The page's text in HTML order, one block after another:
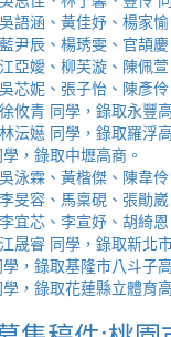
語涵、黃佳妤、楊家
尹辰、楊琇雯、官頡
亞嬡、柳芙漩、陳佩
芯妮、張子怡、陳彥
攸青 同學，錄取永豐
沄嬨 同學，錄取羅浮
，錄取中壢高商。
泳霖、黃楷傑、陳韋
旻容、馬稟硯、張勛
宜芯、李宣妤、胡綺
晟睿 同學，錄取新北
，錄取基隆市八斗子
，錄取花蓮縣立體育